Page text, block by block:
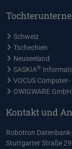
Schweiz
Tschechien
Neuseeland
SASKIA®
VOCUS
OWIGWARE GmbH
Kontakt und
Robotron
Stuttgarter Straße 29